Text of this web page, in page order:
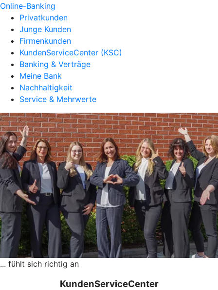
Online-Banking
Privatkunden
Junge Kunden
Firmenkunden
KundenServiceCenter (KSC)
Banking & Verträge
Meine Bank
Nachhaltigkeit
Service & Mehrwerte
... fühlt sich richtig an
KundenServiceCenter